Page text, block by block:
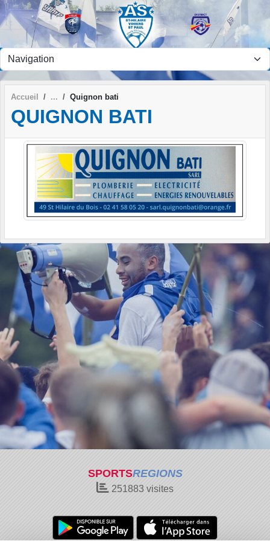
Accueil Quignon bati
QUIGNON BATI
SPORTSREGIONS
251883 visites
Panneau de gestion des cookies